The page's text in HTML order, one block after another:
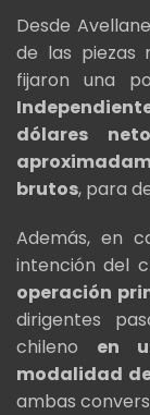
Desde
de las piezas
fijaron una
dólares
brutos, para
Además, en
intención del
operación
dirigentes
chileno en
modalidad
ambas